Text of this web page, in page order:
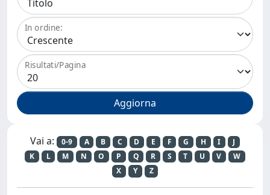
In ordine:
Risultati/Pagina
Vai a: 0-9 A B C D E F G H I
J
K
L M N O P Q R S T U V
W
X
Y Z